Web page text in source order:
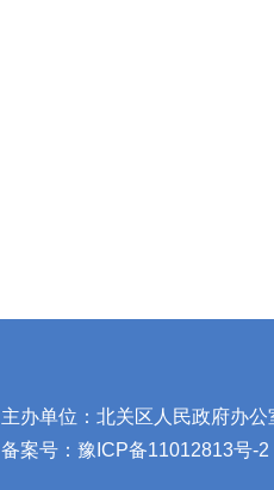
主办单位：北关区人民政府办
备案号： 豫ICP备11012813号-2